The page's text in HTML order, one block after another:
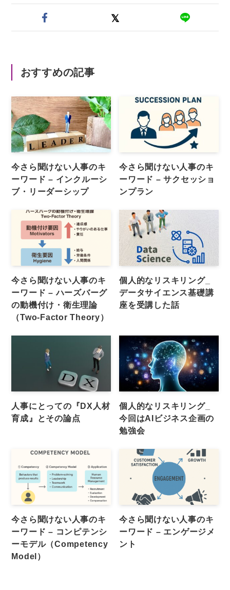
おすすめの記事
今さら聞けない人事のキ
ーワード – インクルーシ
ブ・リーダーシップ
今さら聞けない人事のキ
ーワード – サクセッショ
ンプラン
今さら聞けない人事のキ
ーワード – ハーズバーグ
の動機付け・衛生理論
（Two-Factor Theory）
個人的なリスキリング_
データサイエンス基礎講
座を受講した話
人事にとっての『DX人材
育成』とその論点
個人的なリスキリング_
今回はAIビジネス企画の
勉強会
今さら聞けない人事のキ
ーワード – コンピテンシ
ーモデル（Competency
Model）
今さら聞けない人事のキ
ーワード – エンゲージメ
ント